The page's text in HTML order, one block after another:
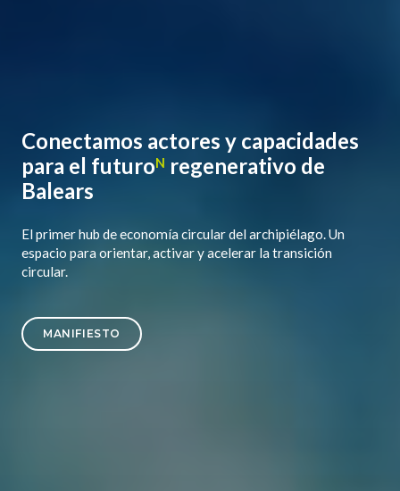
Conectamos actores y capacidades
para el futuroN regenerativo de
Balears
El primer hub de economía circular del archipiélago. Un
espacio para orientar, activar y acelerar la transición
circular.
MANIFIESTO